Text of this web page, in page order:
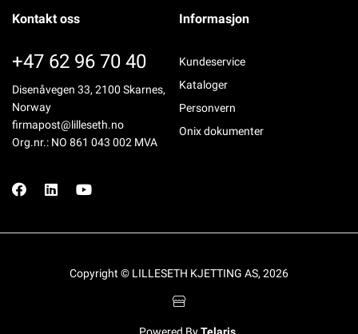
Kontakt oss
+47 62 96 70 40
Disenåvegen 33, 2100 Skarnes,
Norway
firmapost@lilleseth.no
Org.nr.: NO 861 043 002 MVA
Informasjon
Kundeservice
Kataloger
Personvern
Onix dokumenter
Copyright © LILLESETH KJETTING AS, 2026
Powered ByTelaris